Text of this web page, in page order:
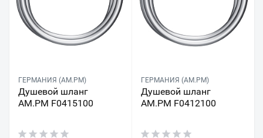
ГЕРМАНИЯ (AM.PM)
Душевой шланг
AM.PM F0415100
ГЕРМАНИЯ (AM.PM)
Душевой шланг
AM.PM F0412100